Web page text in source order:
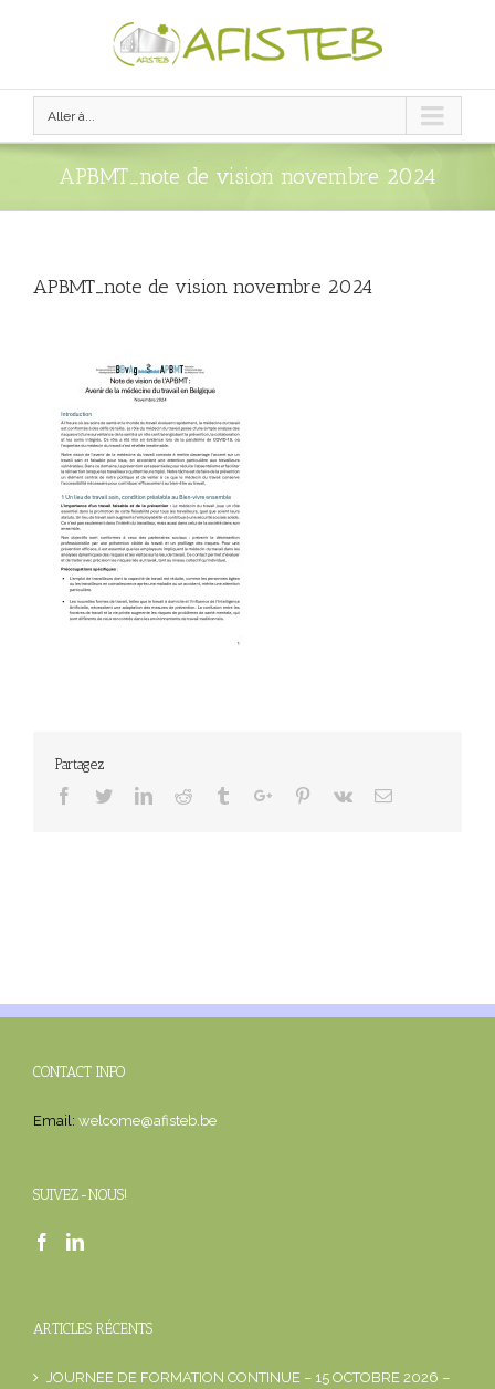
Aller à...
APBMT_note de vision novembre 2024
APBMT_note de vision novembre 2024
Partagez
Facebook
TwitterLinkedinReddit TumblrGoogle+Pinterest
Vk Email
CONTACT INFO
Email: welcome@afisteb.be
SUIVEZ-NOUS!
ARTICLES RÉCENTS
JOURNEE DE FORMATION CONTINUE – 15 OCTOBRE 2026 –